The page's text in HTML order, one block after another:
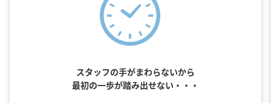
スタッフの手がまわらないから
最初の一歩が踏み出せない・・・